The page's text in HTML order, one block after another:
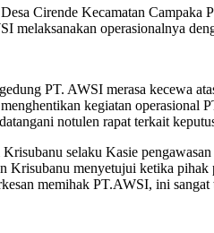
Cirende Kecamatan
melaksanakan operasionalnya
PT. AWSI merasa kecewa
kegiatan operasional
notulen rapat terkait
Krisubanu selaku Kasie
Krisubanu menyetujui ketika
memihak PT.AWSI, ini